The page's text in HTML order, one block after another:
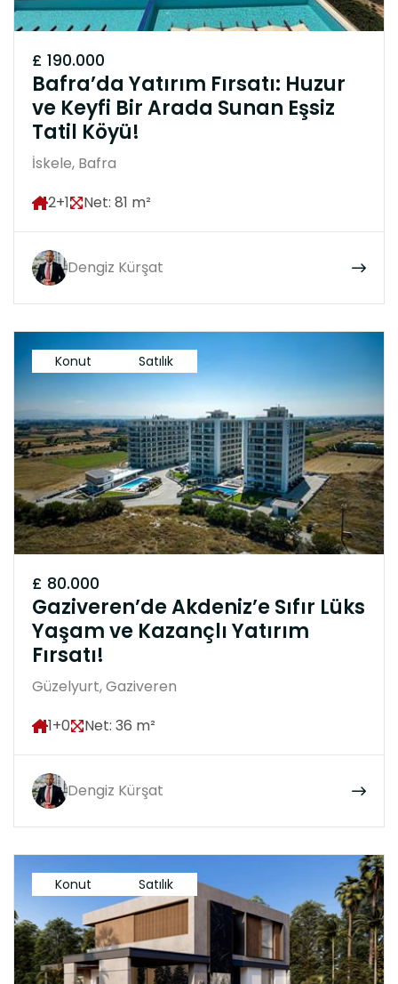
£ 190.000
Bafra’da Yatırım Fırsatı: Huzur
ve Keyfi Bir Arada Sunan Eşsiz
Tatil Köyü!
İskele, Bafra
2+1
Net: 81 m²
Dengiz Kürşat
Konut Satılık
£ 80.000
Gaziveren’de Akdeniz’e Sıfır Lüks
Yaşam ve Kazançlı Yatırım
Fırsatı!
Güzelyurt, Gaziveren
1+0
Net: 36 m²
Dengiz Kürşat
Konut Satılık